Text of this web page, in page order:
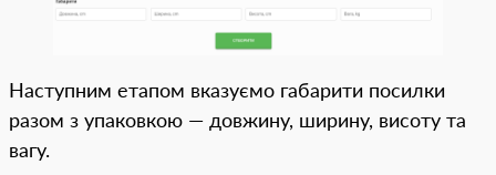
Наступним етапом вказуємо габарити посилки
разом з упаковкою — довжину, ширину, висоту та
вагу.